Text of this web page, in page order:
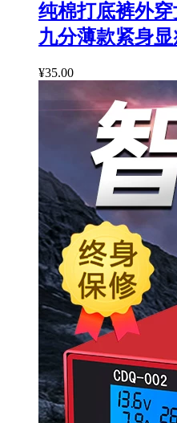
纯棉打底裤外
九分薄款紧身
¥35.00